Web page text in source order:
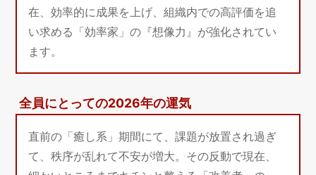
在、効率的に成果を上げ、組織内での高評価を追
い求める「効率家」の『想像力』が強化されてい
ます。
全員にとっての2026年の運気
直前の「癒し系」期間にて、課題が放置され過ぎ
て、秩序が乱れて不安が増大。その反動で現在、